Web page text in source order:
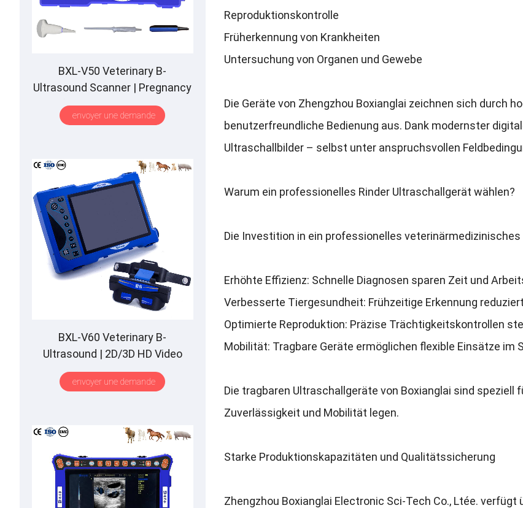
Reproduktionskontrolle
Früherkennung von Krankheiten
Untersuchung von Organen und Gewebe
Die Geräte von Zhengzhou Boxianglai zeichnen sich durch
benutzerfreundliche Bedienung aus. Dank modernster
Ultraschallbilder – selbst unter anspruchsvollen
Warum ein professionelles Rinder Ultraschallgerät wählen?
Die Investition in ein professionelles
Erhöhte Effizienz: Schnelle Diagnosen sparen Zeit und
Verbesserte Tiergesundheit: Frühzeitige Erkennung
Optimierte Reproduktion: Präzise Trächtigkeitskontrollen
Mobilität: Tragbare Geräte ermöglichen flexible Einsätze im
Die tragbaren Ultraschallgeräte von Boxianglai sind
Zuverlässigkeit und Mobilität legen.
Starke Produktionskapazitäten und Qualitätssicherung
Zhengzhou Boxianglai Electronic Sci-Tech Co., Ltée. verfügt
BXL-V50 Veterinary B-
Ultrasound Scanner | Pregnancy
Backfat Detect|Full-Function
HD Display|Hot-Selling
envoyer une demande
BXL-V60 Veterinary B-
Ultrasound | 2D/3D HD Video
Glasses| 7Hours Battery|
Screen|Multiple Probe
envoyer une demande